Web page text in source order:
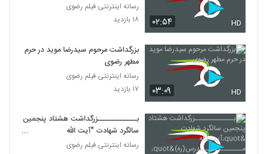
۰۲:۵۴ HD
رسانه اینترنتی فیلم رضوی
۱۸ بازدید
۰۳:۰۹ HD
بزرگداشت مرحوم سیدرضا موید در حرم
مطهر رضوی
رسانه اینترنتی فیلم رضوی
۱۷ بازدید
بـــــــــــــزرگداشت هشتاد پنجمین
سالگرد شهادت "آیت الله
مــــــــــــــدرس(ره)"
رسانه اینترنتی فیلم رضوی